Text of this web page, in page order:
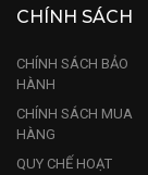
CHÍNH SÁCH
CHÍNH SÁCH BẢO
HÀNH
CHÍNH SÁCH MUA
HÀNG
QUY CHẾ HOẠT